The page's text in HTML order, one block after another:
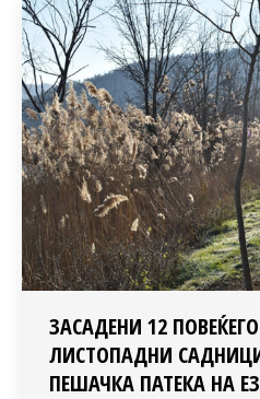
ЗАСАДЕНИ 12
ЛИСТОПАДНИ
ПЕШАЧКА ПАТЕКА НА